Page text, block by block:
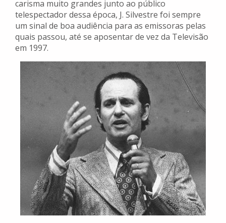
carisma muito grandes junto ao público
telespectador dessa época, J. Silvestre foi sempre
um sinal de boa audiência para as emissoras pelas
quais passou, até se aposentar de vez da Televisão
em 1997.